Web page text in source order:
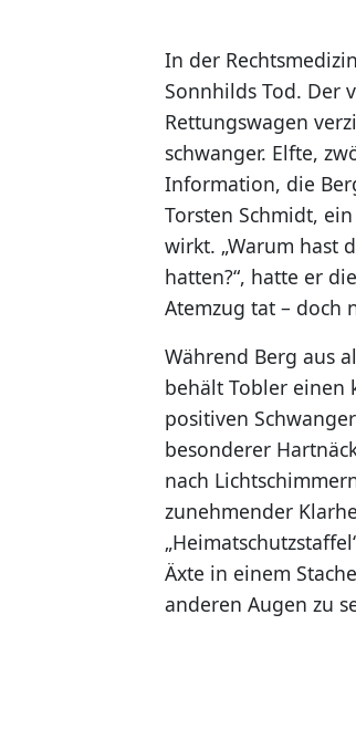
In der
Sonnhilds Tod. Der
Rettungswagen
schwanger. Elfte,
Information, die
Torsten Schmidt,
wirkt. „Warum hast
hatten?“, hatte er
Atemzug tat – doch
Während Berg aus
behält Tobler einen
positiven
besonderer
nach
zunehmender
Äxte in einem
anderen Augen zu